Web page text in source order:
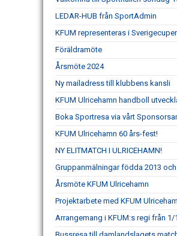
LEDAR-HUB från SportAdmin
KFUM representeras i
Föräldramöte
Årsmöte 2024
Ny mailadress till klubbens kansli
KFUM Ulricehamn handboll
Boka Sportresa via vårt
KFUM Ulricehamn 60 års-fest!
NY ELITMATCH I ULRICEHAMN!
Gruppanmälningar födda 2013
Årsmöte KFUM Ulricehamn
Projektarbete med KFUM
Arrangemang i KFUM:s regi från